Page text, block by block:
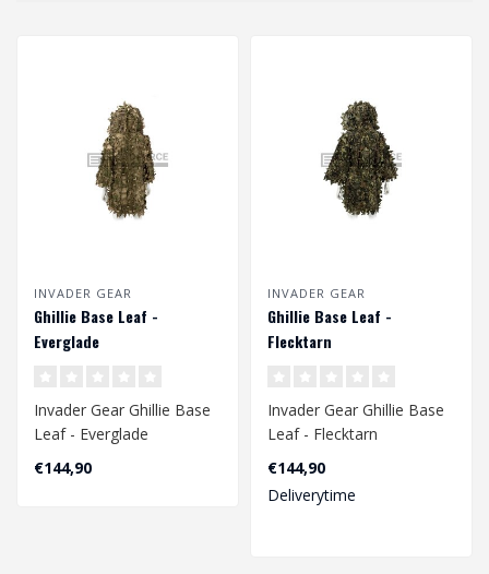
INVADER GEAR
Ghillie Base Leaf -
Everglade
Invader Gear Ghillie Base
Leaf - Everglade
€144,90
INVADER GEAR
Ghillie Base Leaf -
Flecktarn
Invader Gear Ghillie Base
Leaf - Flecktarn
€144,90
Deliverytime